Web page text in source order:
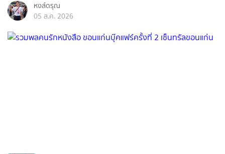
หงส์ดรุณ
05 ส.ค. 2026